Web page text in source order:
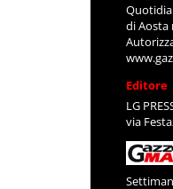
di Aosta
Editore
LG
via